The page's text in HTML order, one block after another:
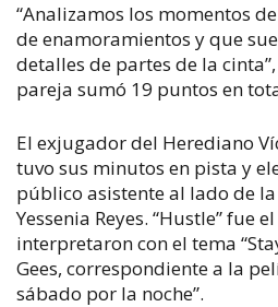
“Analizamos los momentos
de enamoramientos y que
detalles de partes de la
pareja sumó 19 puntos en
El exjugador del Herediano
tuvo sus minutos en pista y
público asistente al lado de
Yessenia Reyes. “Hustle” fue
interpretaron con el tema
Gees, correspondiente a la
sábado por la noche”.